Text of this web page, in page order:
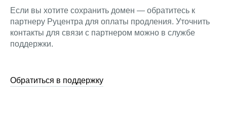
Если вы хотите сохранить домен — обратитесь к
партнеру Руцентра для оплаты продления. Уточнить
контакты для связи с партнером можно в службе
поддержки.
Обратиться в поддержку